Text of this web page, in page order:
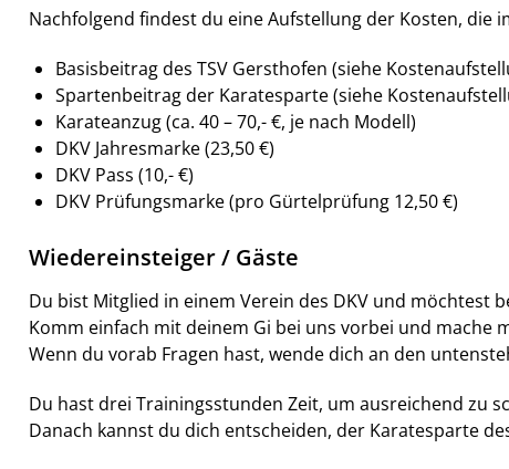
Nachfolgend findest du eine Aufstellung der Kosten, die
Basisbeitrag des TSV Gersthofen (siehe
Spartenbeitrag der Karatesparte (siehe
Karateanzug (ca. 40 – 70,- €, je nach Modell)
DKV Jahresmarke (23,50 €)
DKV Pass (10,- €)
DKV Prüfungsmarke (pro Gürtelprüfung 12,50 €)
Wiedereinsteiger / Gäste
Du bist Mitglied in einem Verein des DKV und möchtest
Komm einfach mit deinem Gi bei uns vorbei und
Wenn du vorab Fragen hast, wende dich an den
Du hast drei Trainingsstunden Zeit, um ausreichend zu
Danach kannst du dich entscheiden, der Karatesparte